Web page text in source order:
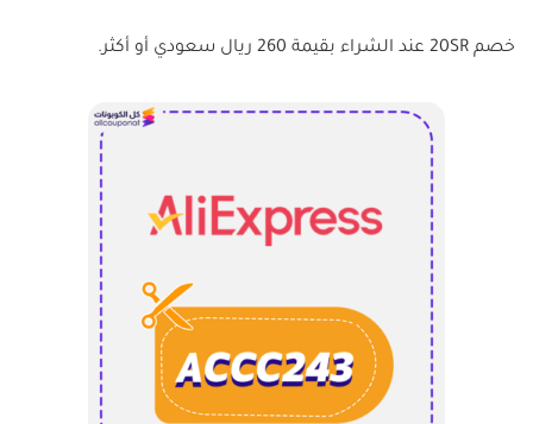
خصم 20SR عند الشراء بقيمة 260 ريال سعودي أو أكثر.